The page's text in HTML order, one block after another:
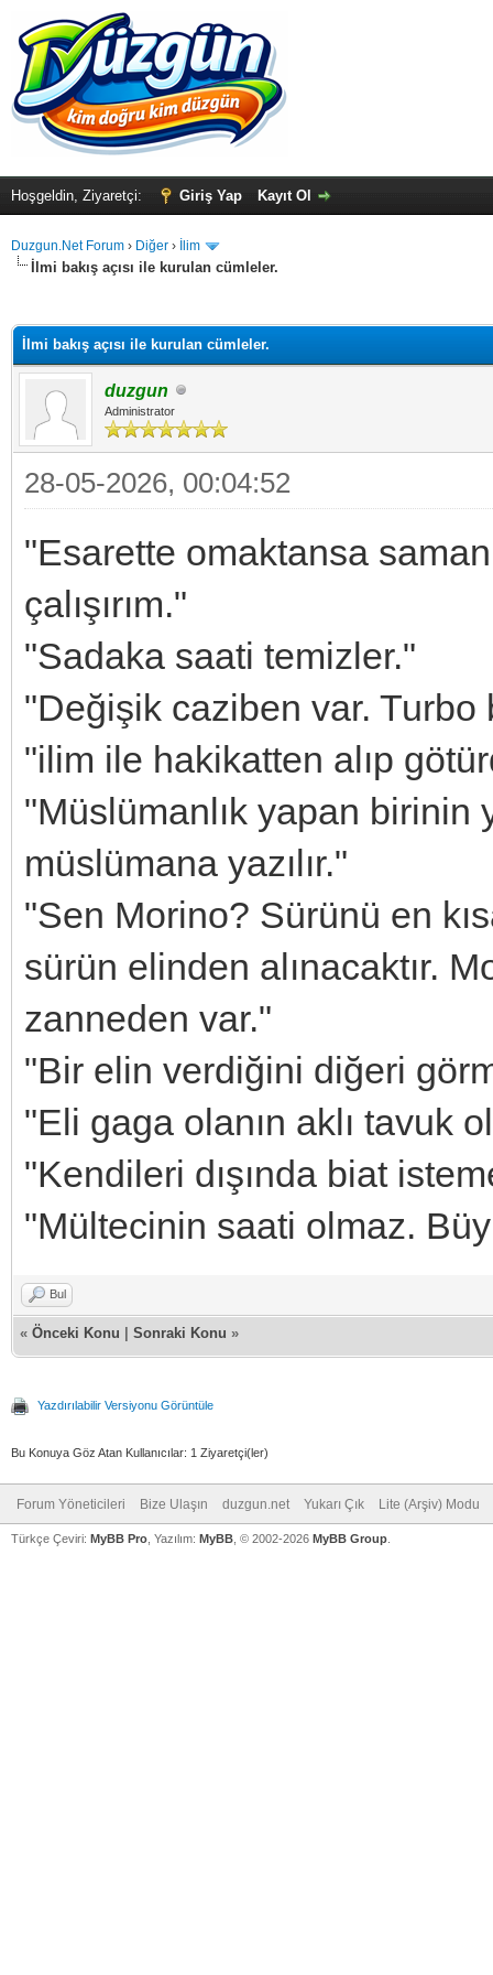
Hoşgeldin, Ziyaretçi: Giriş Yap Kayıt Ol
Duzgun.Net Forum › Diğer › İlim
İlmi bakış açısı ile kurulan cümleler.
İlmi bakış açısı ile kurulan cümleler.
duzgun
Administrator
28-05-2026, 00:04:52
"Esarette omaktansa
çalışırım."
"Sadaka saati temizler."
"Değişik caziben var. Turbo
"ilim ile hakikatten alıp
"Müslümanlık yapan birinin
müslümana yazılır."
"Sen Morino? Sürünü en
sürün elinden alınacaktır.
zanneden var."
"Bir elin verdiğini diğeri
"Eli gaga olanın aklı tavuk
"Kendileri dışında biat
"Mültecinin saati olmaz.
Bul
« Önceki Konu Sonraki Konu »
Yazdırılabilir Versiyonu Görüntüle
Bu Konuya Göz Atan Kullanıcılar: 1 Ziyaretçi(ler)
Forum Yöneticileri Bize Ulaşın duzgun.net Yukarı Çık Lite (Arşiv) Modu
Türkçe Çeviri: MyBB Pro , Yazılım: MyBB , © 2002-2026 MyBB Group